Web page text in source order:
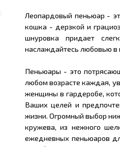
Леопардовый пеньюар -
кошка - дерзкой и
шнуровка придает
наслаждайтесь любовью в
Пеньюары - это
любом возрасте каждая,
женщины в гардеробе,
Ваших целей и
жизни. Огромный выбор
кружева, из нежного
ежедневных пеньюаров